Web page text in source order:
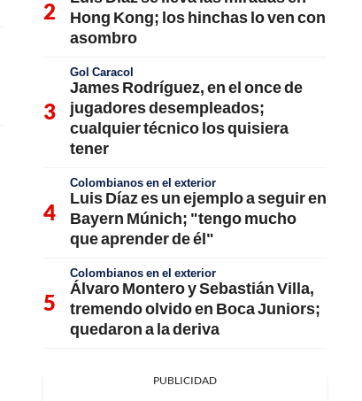
Hong Kong; los hinchas lo ven con
asombro
Gol Caracol
James Rodríguez, en el once de
jugadores desempleados;
cualquier técnico los quisiera
tener
Colombianos en el exterior
Luis Díaz es un ejemplo a seguir en
Bayern Múnich; "tengo mucho
que aprender de él"
Colombianos en el exterior
Álvaro Montero y Sebastián Villa,
tremendo olvido en Boca Juniors;
quedaron a la deriva
PUBLICIDAD